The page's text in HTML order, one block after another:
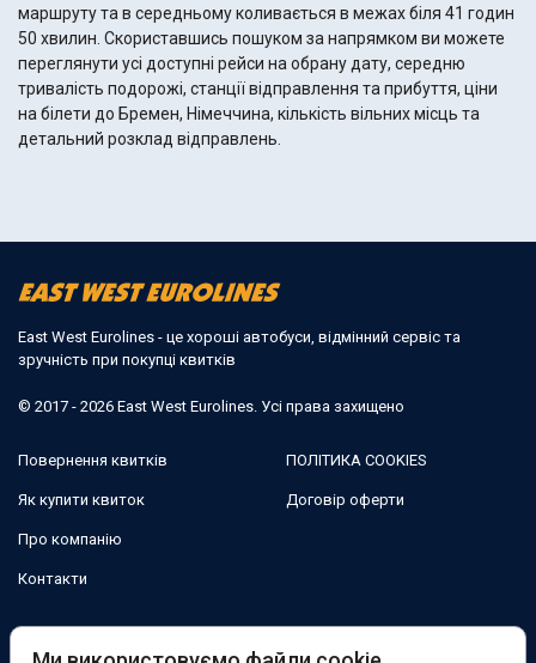
маршруту та в середньому коливається в межах біля 41 годин
50 хвилин. Скориставшись пошуком за напрямком ви можете
переглянути усі доступні рейси на обрану дату, середню
тривалість подорожі, станції відправлення та прибуття, ціни
на білети до Бремен, Німеччина, кількість вільних місць та
детальний розклад відправлень.
East West Eurolines - це хороші автобуси, відмінний сервіс та
зручність при покупці квитків
© 2017 - 2026 East West Eurolines. Усі права захищено
Повернення квитків
Як купити квиток
Про компанію
Контакти
ПОЛІТИКА COOKIES
Договір оферти